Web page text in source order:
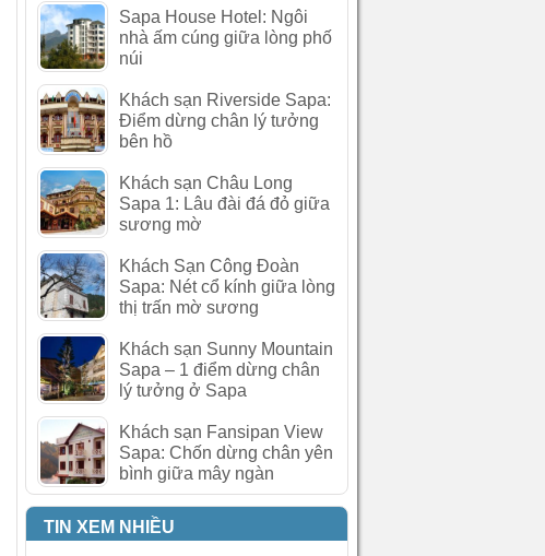
Sapa House Hotel: Ngôi
nhà ấm cúng giữa lòng phố
núi
Khách sạn Riverside Sapa:
Điểm dừng chân lý tưởng
bên hồ
Khách sạn Châu Long
Sapa 1: Lâu đài đá đỏ giữa
sương mờ
Khách Sạn Công Đoàn
Sapa: Nét cổ kính giữa lòng
thị trấn mờ sương
Khách sạn Sunny Mountain
Sapa – 1 điểm dừng chân
lý tưởng ở Sapa
Khách sạn Fansipan View
Sapa: Chốn dừng chân yên
bình giữa mây ngàn
TIN XEM NHIỀU